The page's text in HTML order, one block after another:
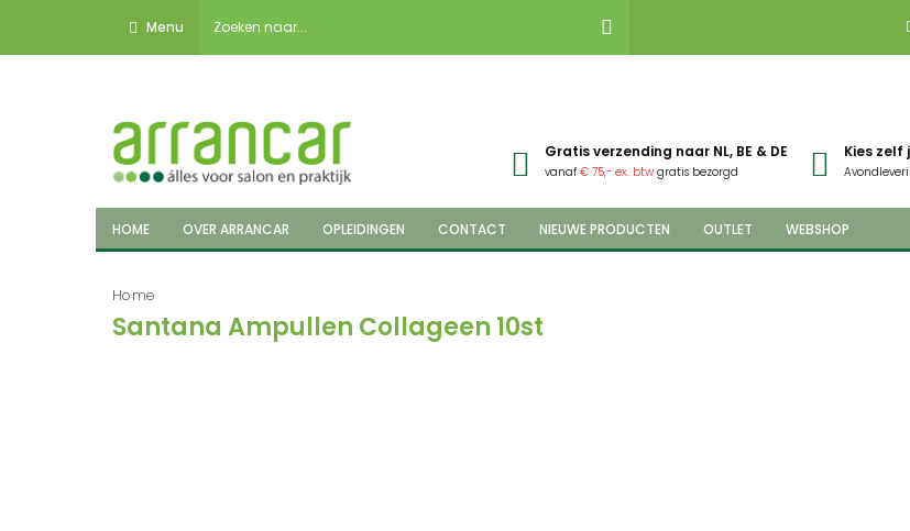
Menu
Gratis verzending naar NL, BE & DE
vanaf€ 75,- ex. btw gratis bezorgd
Kies zelf
HOME OVER ARRANCAR OPLEIDINGEN CONTACT NIEUWE PRODUCTEN OUTLET WEBSHOP
Home
Santana Ampullen Collageen 10st